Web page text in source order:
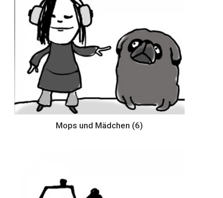
Mops und Mädchen (6)